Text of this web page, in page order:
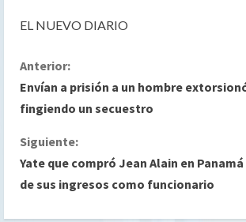
EL NUEVO DIARIO
S
i
g
u
Anterior:
Envían a prisión a un hombre
fingiendo un secuestro
Siguiente:
Yate que compró Jean Alain en
de sus ingresos como funcionario